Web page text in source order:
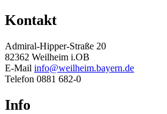
Kontakt
Admiral-Hipper-Straße 20
82362 Weilheim i.OB
E-Mail info@weilheim.bayern.de
Telefon 0881 682-0
Info